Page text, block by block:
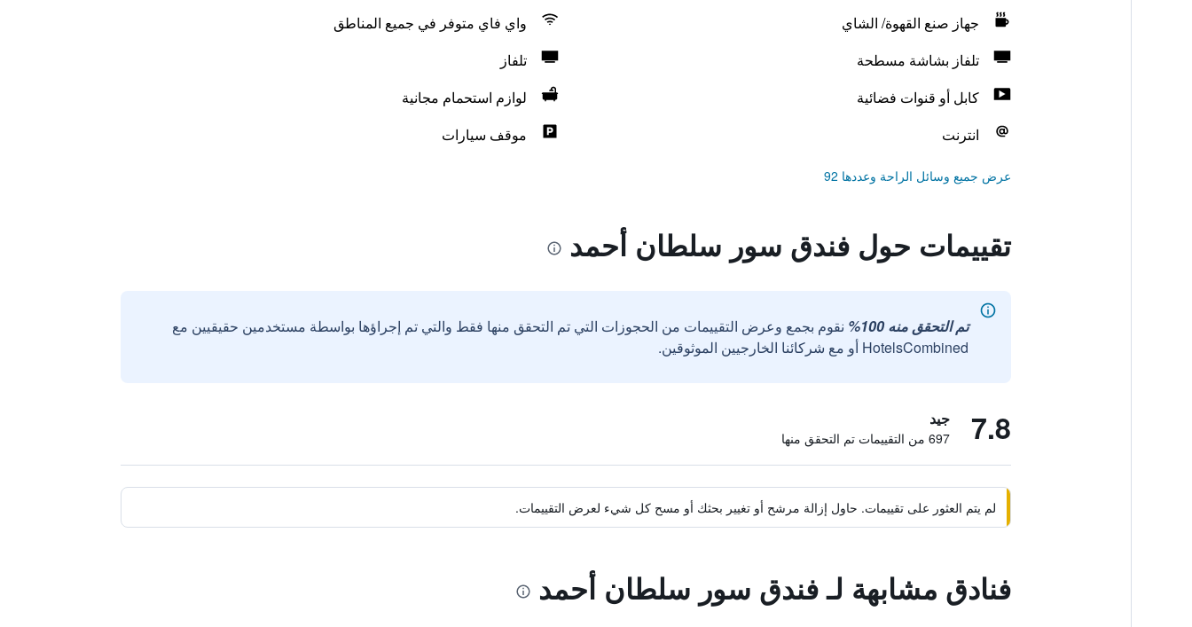
جهاز صنع القهوة/ الشاي
واي فاي متوفر في جميع المناطق
تلفاز بشاشة مسطحة
تلفاز
كابل أو قنوات فضائية
لوازم استحمام مجانية
انترنت
موقف سيارات
عرض جميع وسائل الراحة وعددها 92
تقييمات حول فندق سور سلطان أحمد
تم التحقق منه 100%
نقوم بجمع وعرض التقييمات من الحجوزات التي تم التحقق منها فقط والتي تم إجراؤها بواسطة مستخدمين حقيقيين مع
HotelsCombined أو مع شركائنا الخارجيين الموثوقين.
7.8 جيد
697 من التقييمات تم التحقق منها
لم يتم العثور على تقييمات. حاول إزالة مرشح أو تغيير بحثك أو مسح كل شيء لعرض التقييمات.
فنادق مشابهة لـ فندق سور سلطان أحمد